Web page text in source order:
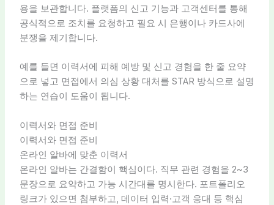
용을 보관합니다. 플랫폼의 신고 기능과 고객센터를 통해
공식적으로 조치를 요청하고 필요 시 은행이나 카드사에
분쟁을 제기합니다.
예를 들면 이력서에 피해 예방 및 신고 경험을 한 줄 요약
으로 넣고 면접에서 의심 상황 대처를 STAR 방식으로 설명
하는 연습이 도움이 됩니다.
이력서와 면접 준비
이력서와 면접 준비
온라인 알바에 맞춘 이력서
온라인 알바는 간결함이 핵심이다. 직무 관련 경험을 2~3
문장으로 요약하고 가능 시간대를 명시한다. 포트폴리오
링크가 있으면 첨부하고, 데이터 입력·고객 응대 등 핵심